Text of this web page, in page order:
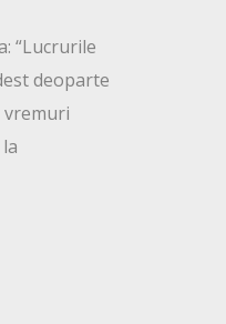
“Lucrurile
deoparte
vremuri